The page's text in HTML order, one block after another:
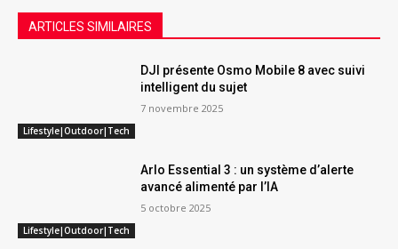
ARTICLES SIMILAIRES
Lifestyle|Outdoor|Tech
DJI présente Osmo Mobile 8 avec suivi
intelligent du sujet
7 novembre 2025
Lifestyle|Outdoor|Tech
Arlo Essential 3 : un système d’alerte
avancé alimenté par l’IA
5 octobre 2025